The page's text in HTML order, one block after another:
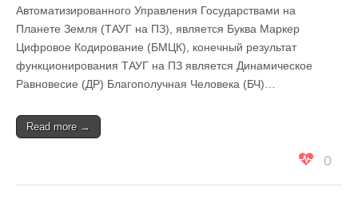
Автоматизированного Управления Государствами на
Планете Земля (ТАУГ на ПЗ), является Буква Маркер
Цифровое Кодирование (БМЦК), конечный результат
функционирования ТАУГ на ПЗ является Динамическое
Равновесие (ДР) Благополучная Человека (БЧ)…
Read more →
0